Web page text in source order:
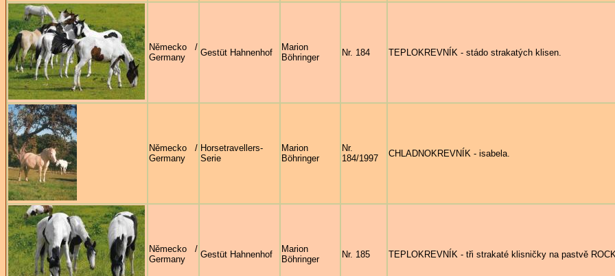
Německo /
Germany
Gestüt Hahnenhof
Marion
Böhringer
Nr. 184 TEPLOKREVNÍK - stádo strakatých klisen.
Německo /
Germany
Horsetravellers-
Serie
Marion
Böhringer
Nr.
184/1997
CHLADNOKREVNÍK - isabela.
Německo /
Germany
Gestüt Hahnenhof
Marion
Böhringer
Nr. 185 TEPLOKREVNÍK - tři strakaté klisničky na pastvě